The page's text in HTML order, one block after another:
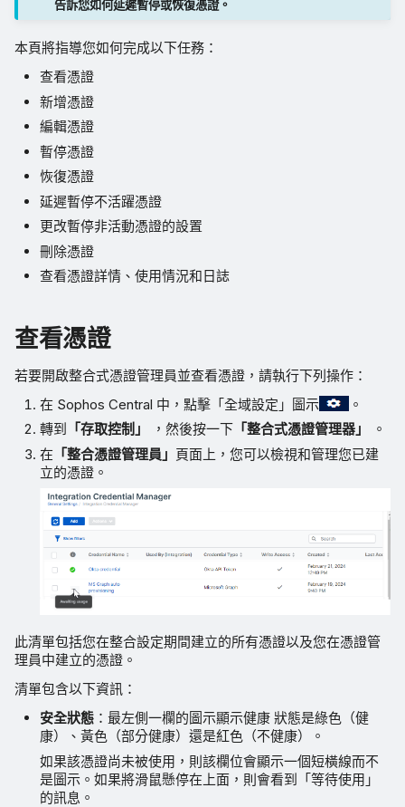
刪除憑證
查看憑證詳情、使用情況和日
誌
憑證警示通知
告訴您如何延遲暫停或恢復憑證。
本頁將指導您如何完成以下任務：
查看憑證
新增憑證
編輯憑證
暫停憑證
恢復憑證
延遲暫停不活躍憑證
更改暫停非活動憑證的設置
刪除憑證
查看憑證詳情、使用情況和日誌
查看憑證
若要開啟整合式憑證管理員並查看憑證，請執行下列操作：
在 Sophos Central 中，點擊「全域設定」圖示
。
轉到
「存取控制」 ，然後按一下 「整合式憑證管理器」
。
在 「整合憑證管理員」 頁面上，您可以檢視和管理您已建
立的憑證。
此清單包括您在整合設定期間建立的所有憑證以及您在憑證管
理員中建立的憑證。
清單包含以下資訊：
安全狀態 ：最左側一欄的圖示顯示健康 狀態是綠色（健
康）、黃色（部分健康）還是紅色（不健康）。
如果該憑證尚未被使用，則該欄位會顯示一個短橫線而不
是圖示。如果將滑鼠懸停在上面，則會看到「等待使用」
的訊息。